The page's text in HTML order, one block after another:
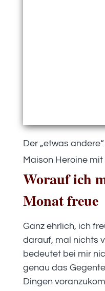
Der „etwas
Maison Heroine mit
Worauf ich
Monat freue
Ganz ehrlich, ich
darauf, mal nichts
bedeutet bei mir
genau das
Dingen